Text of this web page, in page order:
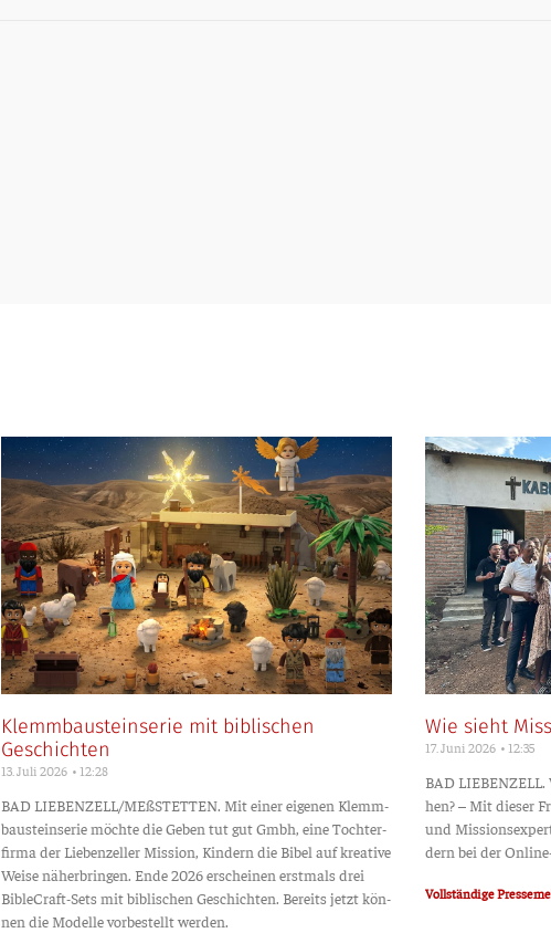
Klemmbausteinserie mit biblischen
Geschichten
13. Juli 2026 12:28
BAD LIEBENZELL/MEßSTETTEN. Mit einer eige­nen Klemm­
bau­stein­se­rie möch­te die Geben tut gut Gmbh, eine Toch­ter­
fir­ma der Lie­ben­zel­ler Mis­si­on, Kin­dern die Bibel auf krea­ti­ve
Wei­se näher­brin­gen. Ende 2026 erschei­nen erst­mals drei
Bible­­Craft-Sets mit bibli­schen Geschich­ten. Bereits jetzt kön­
nen die Model­le vor­be­stellt werden.
Wie sieht
17. Juni 2026 12:35
BAD
hen? – Mit die­ser
und
dern bei der
Voll­stän­di­ge
Sei­
te
Sei­
te
Sei­
te
Sei­
te
Sei­
te